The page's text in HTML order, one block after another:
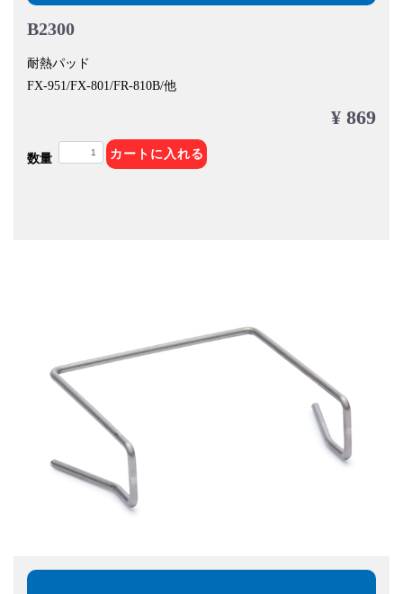
B2300
耐熱パッド
FX-951/FX-801/FR-810B/他
¥ 869
数量 カートに入れる